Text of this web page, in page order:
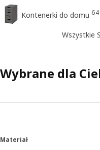
Kontenerki do domu 64
Wszystkie
Wybrane dla
Materiał